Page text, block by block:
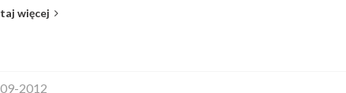
więcej
2012